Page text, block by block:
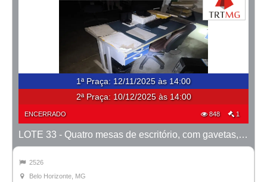
1ª Praça: 12/11/2025 às 14:00
2ª Praça: 10/12/2025 às 14:00
ENCERRADO 848 1
LOTE 33 - Quatro mesas de escritório, com gavetas, na cor azul
2526
Belo Horizonte, MG